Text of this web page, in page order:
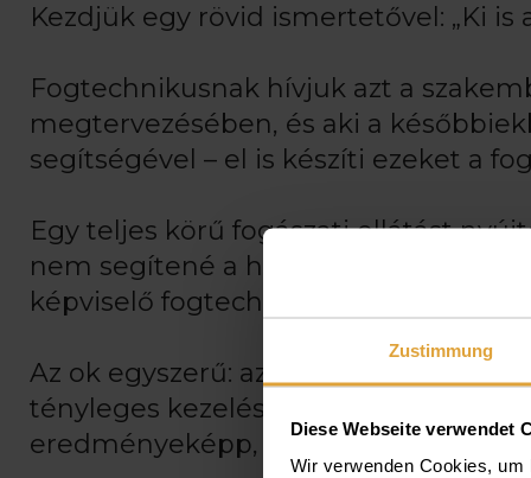
Zustimmung
Diese Webseite verwendet
Wir verwenden Cookies,
Kezdjük egy rövid ismertetővel: „Ki is
Fogtechnikusnak hívjuk azt a
megtervezésében, és aki a
segítségével – el is készíti ezeket a
Egy teljes körű fogászati ellátást
nem segítené a háttérből egy jól
képviselő fogtechnikai labor.
Az ok egyszerű: az indirekt módon
tényleges kezelésével egy időben,
eredményeképp, a fogtechnikai